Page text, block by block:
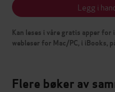
Legg i
Kan leses i våre gratis apper
webleser for Mac/PC, i iBooks,
Flere bøker av